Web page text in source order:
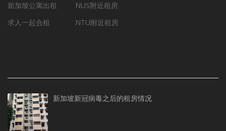
新加坡公寓出租
求人一起合租
NUS附近租房
NTU附近租房
新加坡新冠病毒之后的租房情况